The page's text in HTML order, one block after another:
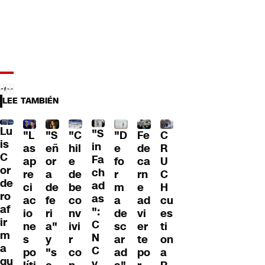
LEE TAMBIÉN
Lu
is
C
or
de
ro
af
ir
m
a
qu
"L
as
ap
re
ci
ac
io
ne
s
po
"S
eñ
or
a
de
fe
ri
a"
y
"s
"C
hil
e
de
be
co
nv
ivi
r
co
"S
in
Fa
ch
ad
as
":
C
N
C
"D
e
fo
r
m
a
de
sc
ar
ad
Fe
de
ca
rn
e
ad
vi
er
te
po
C
R
U
C
H
cu
es
ti
on
a